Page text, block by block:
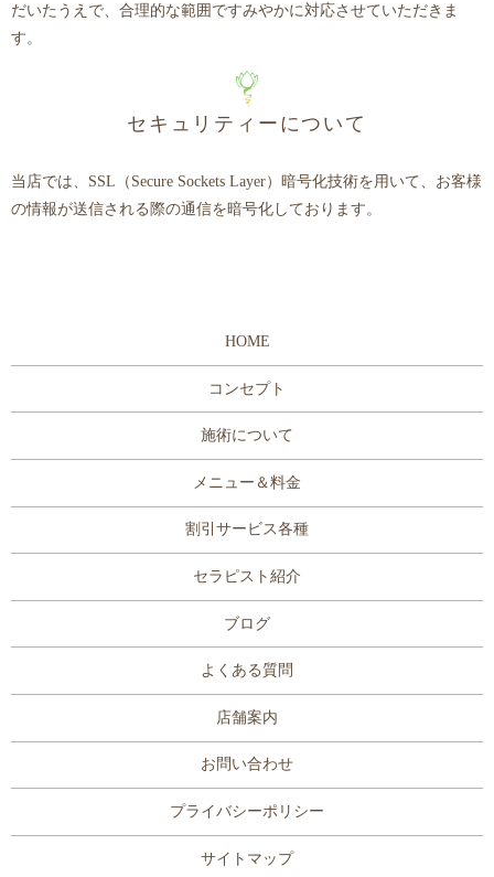
だいたうえで、合理的な範囲ですみやかに対応させていただきま
す。
セキュリティーについて
当店では、SSL（Secure Sockets Layer）暗号化技術を用いて、お客様
の情報が送信される際の通信を暗号化しております。
HOME
コンセプト
施術について
メニュー＆料金
割引サービス各種
セラピスト紹介
ブログ
よくある質問
店舗案内
お問い合わせ
プライバシーポリシー
サイトマップ